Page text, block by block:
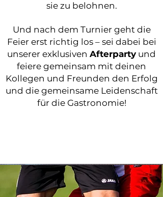
sie zu belohnen.
Und nach dem Turnier geht die
Feier erst richtig los – sei dabei bei
unserer exklusiven Afterparty und
feiere gemeinsam mit deinen
Kollegen und Freunden den Erfolg
und die gemeinsame Leidenschaft
für die Gastronomie!